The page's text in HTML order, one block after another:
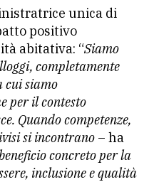
unica di
positivo
abitativa: “Siamo
completamente
siamo
per il contesto
Quando competenze,
si incontrano – ha
concreto per la
inclusione e qualità